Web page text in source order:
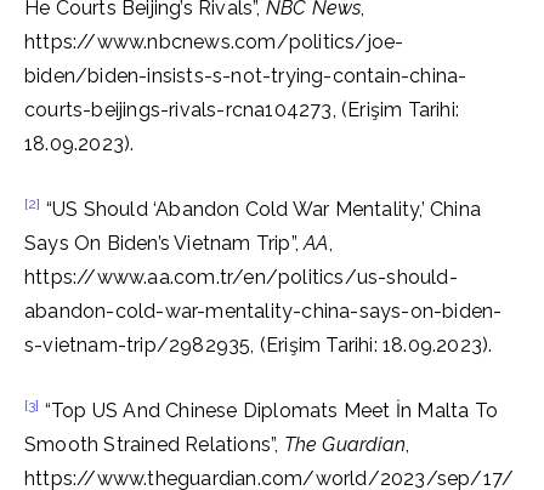
He Courts Beijing’s Rivals”, NBC News,
https://www.nbcnews.com/politics/joe-
biden/biden-insists-s-not-trying-contain-china-
courts-beijings-rivals-rcna104273, (Erişim Tarihi:
18.09.2023).
[2] “US Should ‘Abandon Cold War Mentality,’ China
Says On Biden’s Vietnam Trip”,AA,
https://www.aa.com.tr/en/politics/us-should-
abandon-cold-war-mentality-china-says-on-biden-
s-vietnam-trip/2982935, (Erişim Tarihi: 18.09.2023).
[3] “Top US And Chinese Diplomats Meet İn Malta To
Smooth Strained Relations”, The Guardian,
https://www.theguardian.com/world/2023/sep/17/